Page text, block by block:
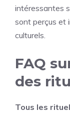
intéressantes
sont perçus et
culturels.
FAQ
des
Tous les